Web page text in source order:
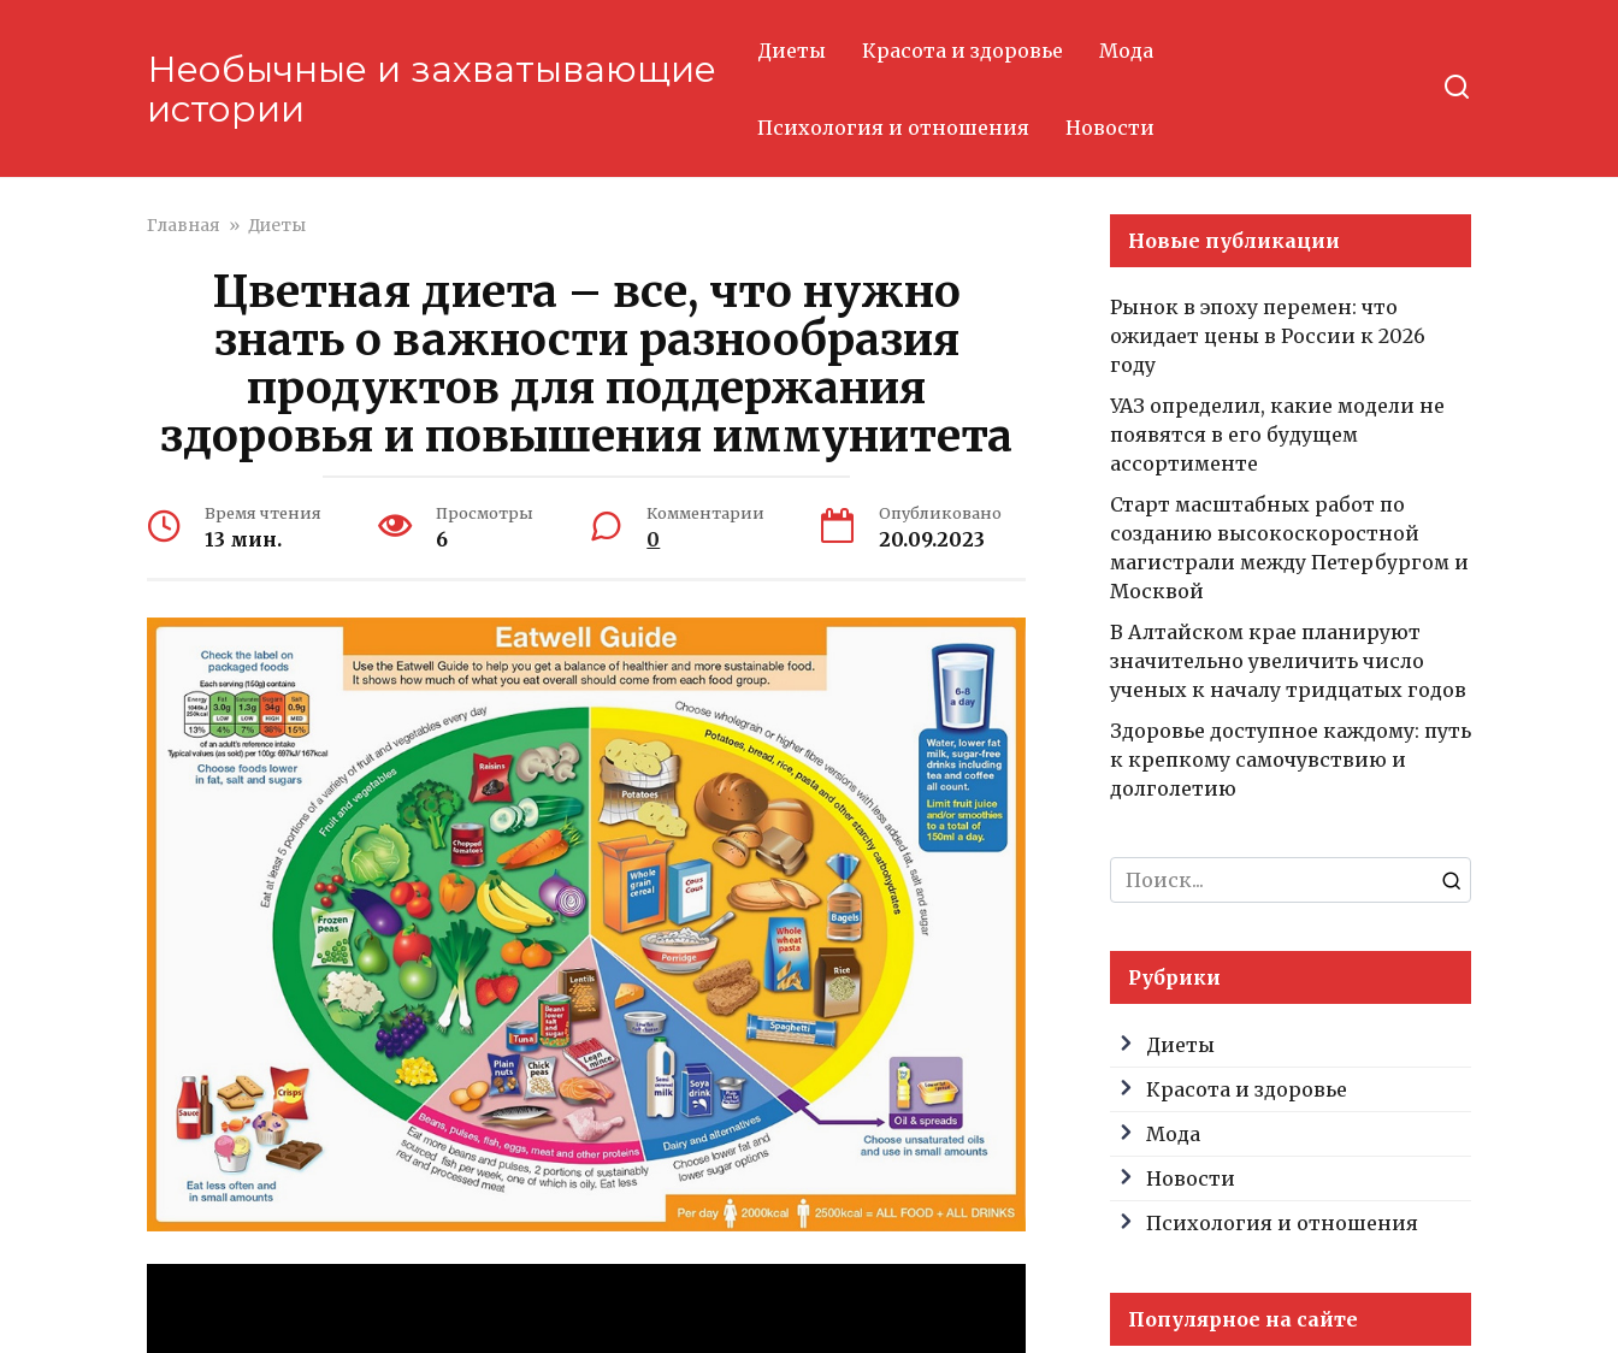
Необычные и захватывающие
истории
Диеты Красота и здоровье Мода
Психология и отношения Новости
Главная » Диеты
Цветная диета – все, что нужно
знать о важности разнообразия
продуктов для поддержания
здоровья и повышения иммунитета
Время чтения
13 мин.
Просмотры
6
Комментарии
0
Опубликовано
20.09.2023
Новые публикации
Рынок в эпоху перемен: что
ожидает цены в России к 2026
году
УАЗ определил, какие модели не
появятся в его будущем
ассортименте
Старт масштабных работ по
созданию высокоскоростной
магистрали между Петербургом и
Москвой
В Алтайском крае планируют
значительно увеличить число
ученых к началу тридцатых годов
Здоровье доступное каждому: путь
к крепкому самочувствию и
долголетию
Search
for:
Рубрики
Диеты
Красота и здоровье
Мода
Новости
Психология и отношения
Популярное на сайте